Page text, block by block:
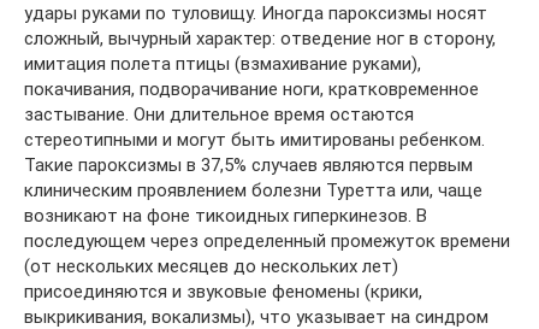
удары руками по туловищу. Иногда пароксизмы носят
сложный, вычурный характер: отведение ног в сторону,
имитация полета птицы (взмахивание руками),
покачивания, подворачивание ноги, кратковременное
застывание. Они длительное время остаются
стереотипными и могут быть имитированы ребенком.
Такие пароксизмы в 37,5% случаев являются первым
клиническим проявлением болезни Туретта или, чаще
возникают на фоне тикоидных гиперкинезов. В
последующем через определенный промежуток времени
(от нескольких месяцев до нескольких лет)
присоединяются и звуковые феномены (крики,
выкрикивания, вокализмы), что указывает на синдром